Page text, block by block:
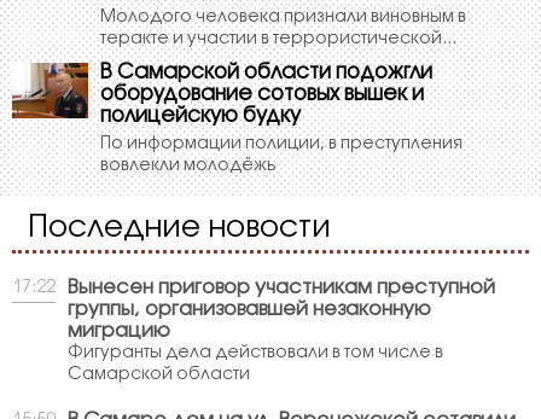
Молодого человека признали виновным в
теракте и участии в террористической...
В Самарской области подожгли
оборудование сотовых вышек и
полицейскую будку
По информации полиции, в преступления
вовлекли молодёжь
Последние новости
17:22
Вынесен приговор участникам преступной
группы, организовавшей незаконную
миграцию
Фигуранты дела действовали в том числе в
Самарской области